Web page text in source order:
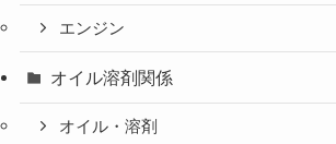
エンジン
オイル溶剤関係
オイル・溶剤